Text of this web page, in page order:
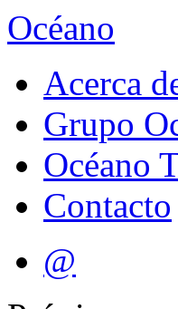
Océano
Acerca
Grupo
Océano
Contacto
@